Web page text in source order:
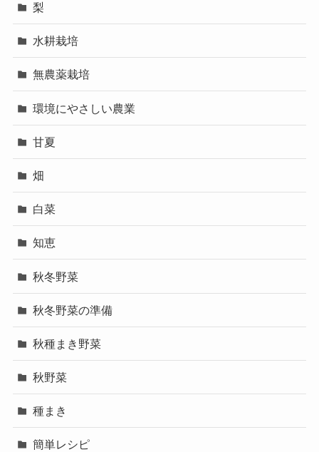
梨
水耕栽培
無農薬栽培
環境にやさしい農業
甘夏
畑
白菜
知恵
秋冬野菜
秋冬野菜の準備
秋種まき野菜
秋野菜
種まき
簡単レシピ